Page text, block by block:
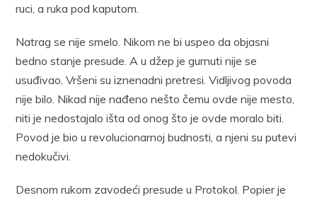
ruci, a ruka pod kaputom.
Natrag se nije smelo. Nikom ne bi uspeo da objasni
bedno stanje presude. A u džep je gurnuti nije se
usuđivao. Vršeni su iznenadni pretresi. Vidljivog povoda
nije bilo. Nikad nije nađeno nešto čemu ovde nije mesto,
niti je nedostajalo išta od onog što je ovde moralo biti.
Povod je bio u revolucionarnoj budnosti, a njeni su putevi
nedokučivi.
Desnom rukom zavodeći presude u Protokol. Popier je